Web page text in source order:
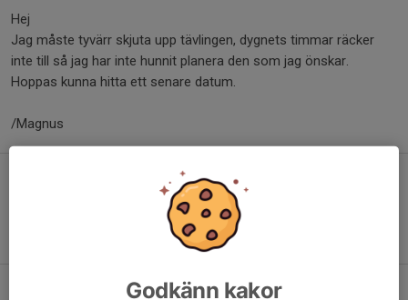
Hej
Jag måste tyvärr skjuta upp tävlingen, dygnets timmar räcker
inte till så jag har inte hunnit planera den som jag önskar.
Hoppas kunna hitta ett senare datum.
/Magnus
Falkenbergs cykelklubb tävling 2026
Nedan finns en länk till anmäla för vår tävling.
Länk till sportstiming tävlingsanmälan
Godkänn kakor